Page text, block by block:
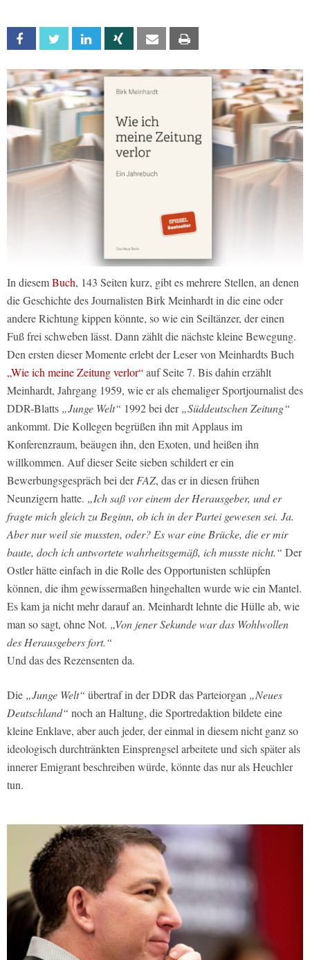
Facebook Twitter Linkedin Xing Email
In diesemBuch, 143 Seiten kurz, gibt es mehrere Stellen, an denen
die Geschichte des Journalisten Birk Meinhardt in die eine oder
andere Richtung kippen könnte, so wie ein Seiltänzer, der einen
Fuß frei schweben lässt. Dann zählt die nächste kleine Bewegung.
Den ersten dieser Momente erlebt der Leser von Meinhardts Buch
„Wie ich meine Zeitung verlor“auf Seite 7. Bis dahin erzählt
Meinhardt, Jahrgang 1959, wie er als ehemaliger Sportjournalist des
DDR-Blatts „Junge Welt“ 1992 bei der„Süddeutschen Zeitung“
ankommt. Die Kollegen begrüßen ihn mit Applaus im
Konferenzraum, beäugen ihn, den Exoten, und heißen ihn
willkommen. Auf dieser Seite sieben schildert er ein
Bewerbungsgespräch bei derFAZ, das er in diesen frühen
Neunzigern hatte. „Ich saß vor einem der Herausgeber, und er
fragte mich gleich zu Beginn, ob ich in der Partei gewesen sei. Ja.
Aber nur weil sie mussten, oder? Es war eine Brücke, die er mir
baute, doch ich antwortete wahrheitsgemäß, ich musste nicht.“ Der
Ostler hätte einfach in die Rolle des Opportunisten schlüpfen
können, die ihm gewissermaßen hingehalten wurde wie ein Mantel.
Es kam ja nicht mehr darauf an. Meinhardt lehnte die Hülle ab, wie
man so sagt, ohne Not. „Von jener Sekunde war das Wohlwollen
des Herausgebers fort.“
Und das des Rezensenten da.
Die „Junge Welt“ übertraf in der DDR das Parteiorgan „Neues
Deutschland“ noch an Haltung, die Sportredaktion bildete eine
kleine Enklave, aber auch jeder, der einmal in diesem nicht ganz so
ideologisch durchtränkten Einsprengsel arbeitete und sich später als
innerer Emigrant beschreiben würde, könnte das nur als Heuchler
tun.